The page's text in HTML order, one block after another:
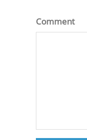
Comment